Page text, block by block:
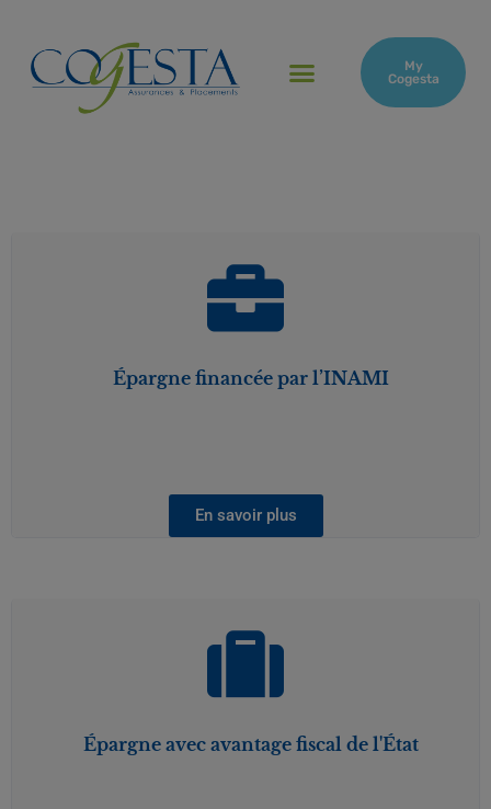
My
Cogesta
Épargne financée par l’INAMI
En savoir plus
Épargne avec avantage fiscal de l'État